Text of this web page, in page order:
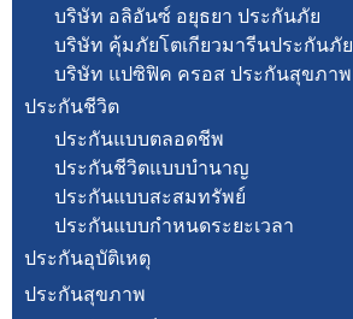
บริษัท อลิอันซ์ อยุธยา ประกันภัย
บริษัท คุ้มภัยโตเกียวมารีนประกันภัย
บริษัท แปซิฟิค ครอส ประกันสุขภาพ
ประกันชีวิต
ประกันแบบตลอดชีพ
ประกันชีวิตแบบบำนาญ
ประกันแบบสะสมทรัพย์
ประกันแบบกำหนดระยะเวลา
ประกันอุบัติเหตุ
ประกันสุขภาพ